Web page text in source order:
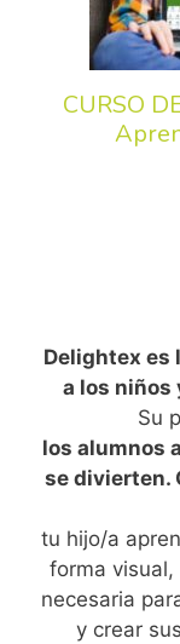
CURSO
Delightex es
a los niños
Su
los alumnos
se divierten.
tu hijo/a
forma
necesaria
y crear